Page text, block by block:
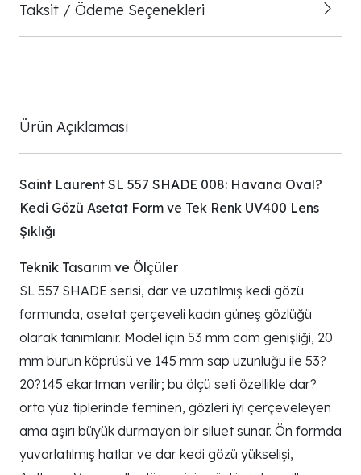
Taksit / Ödeme Seçenekleri
Ürün Açıklaması
Saint Laurent SL 557 SHADE 008: Havana Oval?
Kedi Gözü Asetat Form ve Tek Renk UV400 Lens
Şıklığı
Teknik Tasarım ve Ölçüler
SL 557 SHADE serisi, dar ve uzatılmış kedi gözü
formunda, asetat çerçeveli kadın güneş gözlüğü
olarak tanımlanır. Model için 53 mm cam genişliği, 20
mm burun köprüsü ve 145 mm sap uzunluğu ile 53?
20?145 ekartman verilir; bu ölçü seti özellikle dar?
orta yüz tiplerinde feminen, gözleri iyi çerçeveleyen
ama aşırı büyük durmayan bir siluet sunar. Ön formda
yuvarlatılmış hatlar ve dar kedi gözü yükselişi,